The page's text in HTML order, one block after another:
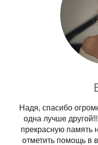
Надя, спасибо
одна лучше
прекрасную память
отметить помощь в